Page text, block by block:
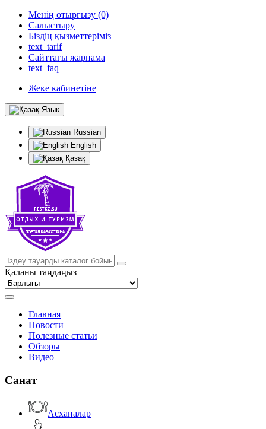
Менің отырғызу (0)
Салыстыру
Біздің қызметтеріміз
text_tarif
Сайттағы жарнама
text_faq
Жеке кабинетіне
Язык
Russian
English
Қазақ
Қаланы таңдаңыз
Главная
Новости
Полезные статьи
Обзоры
Видео
Санат
Асханалар